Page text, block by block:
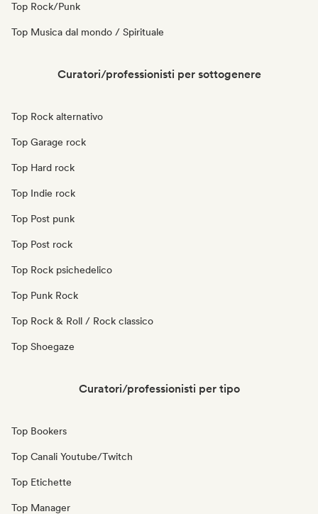
Top Rock/Punk
Top Musica dal mondo / Spirituale
Curatori/professionisti per sottogenere
Top Rock alternativo
Top Garage rock
Top Hard rock
Top Indie rock
Top Post punk
Top Post rock
Top Rock psichedelico
Top Punk Rock
Top Rock & Roll / Rock classico
Top Shoegaze
Curatori/professionisti per tipo
Top Bookers
Top Canali Youtube/Twitch
Top Etichette
Top Manager